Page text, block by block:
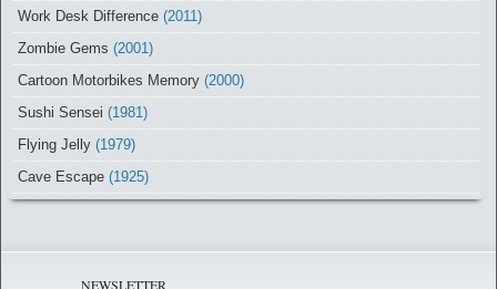
Work Desk Difference (2011)
Zombie Gems (2001)
Cartoon Motorbikes Memory (2000)
Sushi Sensei (1981)
Flying Jelly (1979)
Cave Escape (1925)
NEWSLETTER